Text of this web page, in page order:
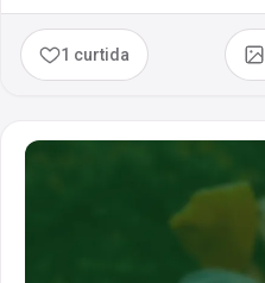
1 curtida